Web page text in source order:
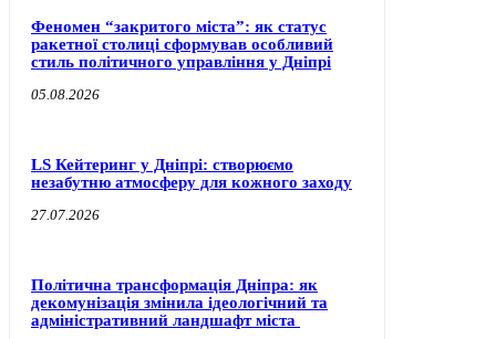
Феномен “закритого міста”: як статус
ракетної столиці сформував особливий
стиль політичного управління у Дніпрі
05.08.2026
LS Кейтеринг у Дніпрі: створюємо
незабутню атмосферу для кожного заходу
27.07.2026
Політична трансформація Дніпра: як
декомунізація змінила ідеологічний та
адміністративний ландшафт міста